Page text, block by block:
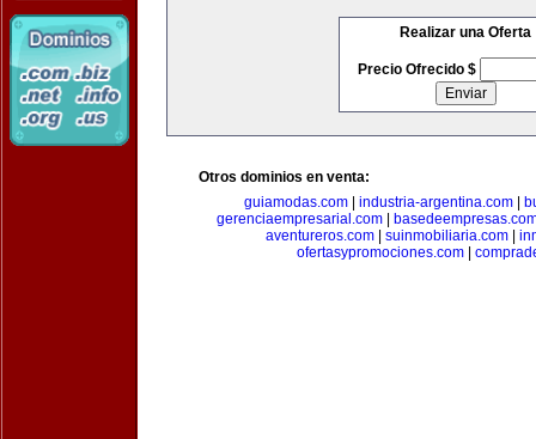
Realizar una Oferta
Precio Ofrecido $
Otros dominios en venta:
guiamodas.com| industria-argentina.com|
gerenciaempresarial.com|
aventureros.com| suinmobiliaria.com|
ofertasypromociones.com|